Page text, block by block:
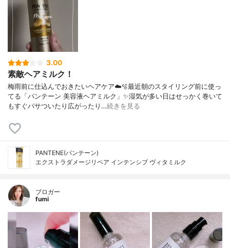
3.00
素敵ヘアミルク！
梅雨前に仕込んでおきたいヘアケア☁️🫧最近朝のスタイリング前に使っ
てる「パンテーン 美容液ヘアミルク」✨湿気が多い日はせっかく巻いて
もすぐパサついたり広がったり…続きを見る
PANTENE(パンテーン)
エクストラダメージリペア インテンシブ ヴィタミルク
ブロガー
fumi